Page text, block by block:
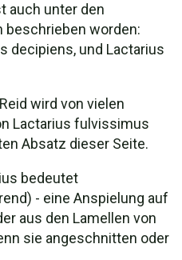
auch unter den
beschrieben worden:
decipiens, und Lactarius
wird von vielen
Lactarius fulvissimus
Absatz dieser Seite.
bedeutet
- eine Anspielung auf
aus den Lamellen von
sie angeschnitten oder